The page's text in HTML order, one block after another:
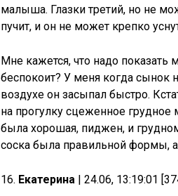
малыша. Глазки третий, но не
пучит, и он не может крепко
Мне кажется, что надо
беспокоит? У меня когда сынок
воздухе он засыпал быстро.
на прогулку сцеженное грудное
была хорошая, пиджен, и
соска была правильной формы,
16. Екатерина | 24.06, 13:19:01